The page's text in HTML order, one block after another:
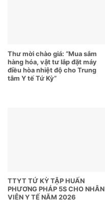
Thư mời chào giá: “Mua sắm
hàng hóa, vật tư lắp đặt máy
điều hòa nhiệt độ cho Trung
tâm Y tế Tứ Kỳ”
TTYT TỨ KỲ TẬP HUẤN
PHƯƠNG PHÁP 5S CHO NHÂN
VIÊN Y TẾ NĂM 2026